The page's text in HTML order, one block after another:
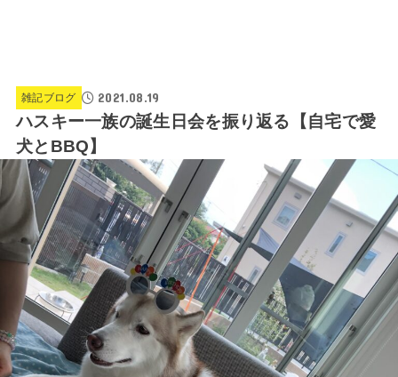
雑記ブログ 2021.08.19
ハスキー一族の誕生日会を振り返る【自宅で愛
犬とBBQ】